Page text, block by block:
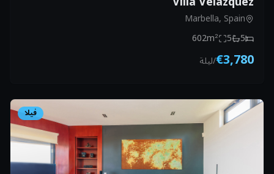
Marbella, Spain
5
5
602m²
€3,780
/ليلة
فيلا